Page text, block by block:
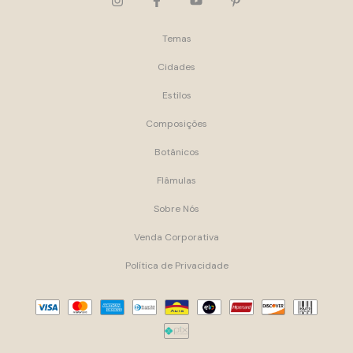
Temas
Cidades
Estilos
Composições
Botânicos
Flâmulas
Sobre Nós
Venda Corporativa
Política de Privacidade